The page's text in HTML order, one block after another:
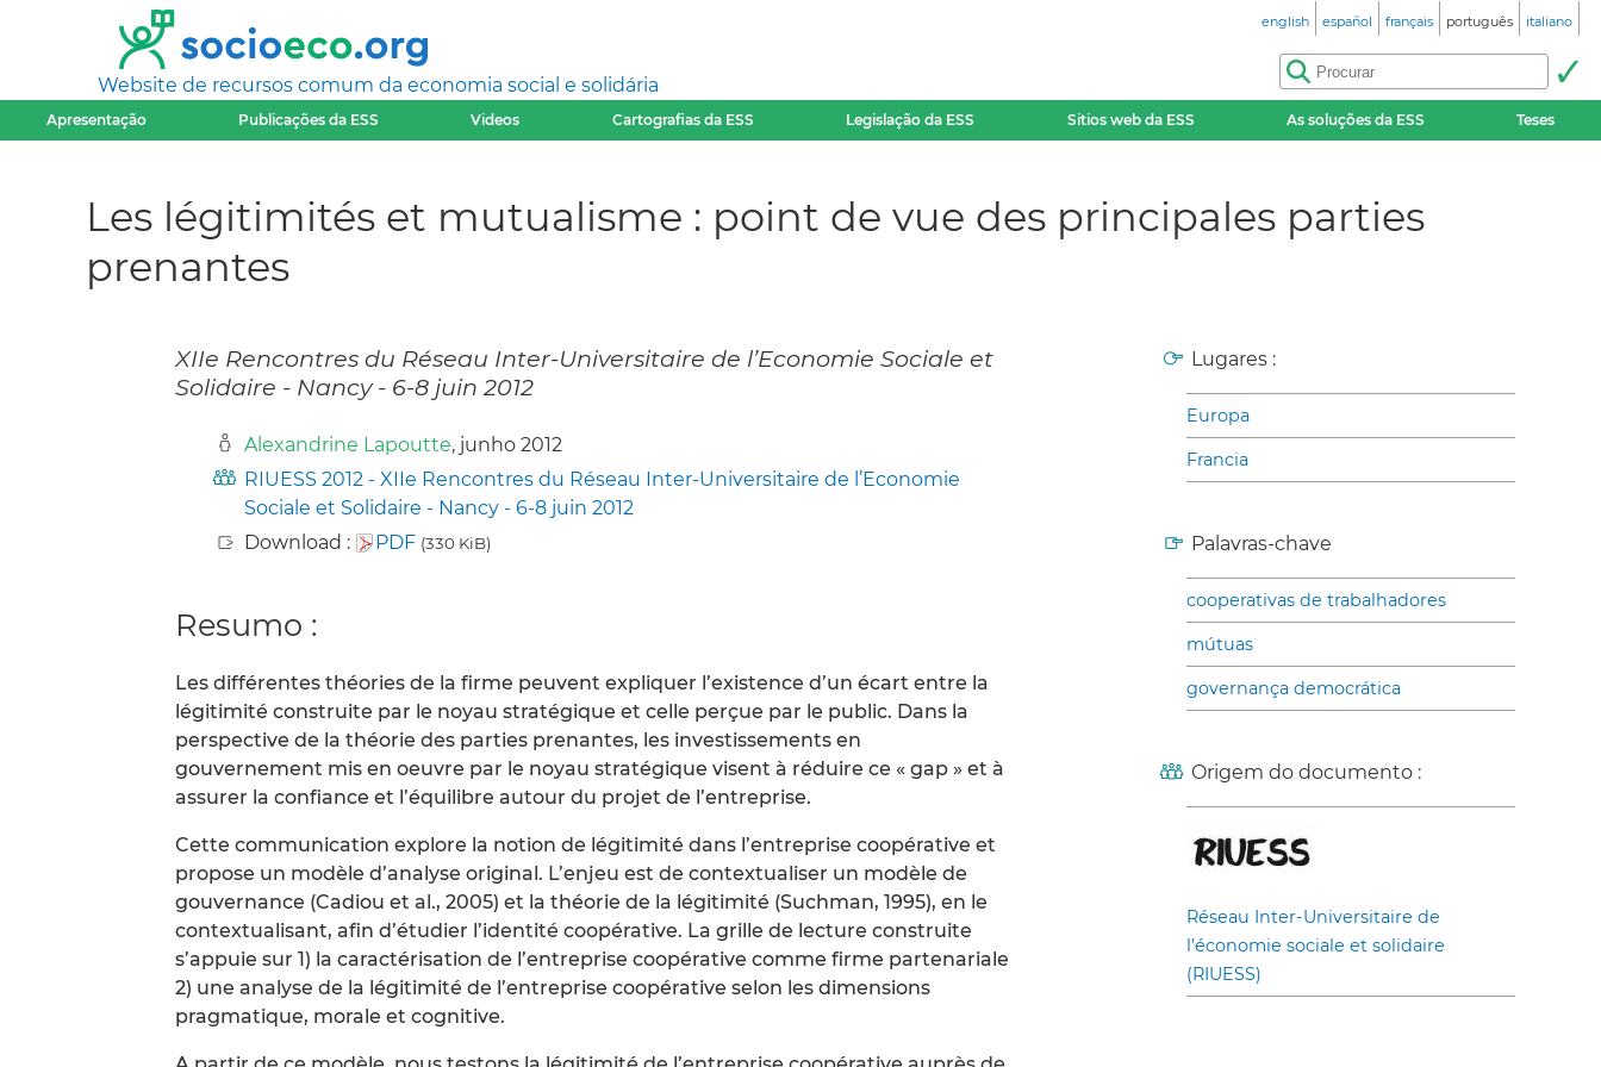
Website de recursos comum da economia social e solidária
english español français português italiano
Apresentação Publicações da ESS Videos Cartografias da ESS Legislação da ESS Sitios web da ESS As soluções da ESS Teses
Les légitimités et mutualisme : point de vue des principales parties
prenantes
XIIe Rencontres du Réseau Inter-Universitaire de l’Economie Sociale et
Solidaire - Nancy - 6-8 juin 2012
Alexandrine Lapoutte, junho 2012
RIUESS 2012 - XIIe Rencontres du Réseau Inter-Universitaire de l’Economie
Sociale et Solidaire - Nancy - 6-8 juin 2012
Download :
PDF (330 KiB)
Resumo :
Les différentes théories de la firme peuvent expliquer l’existence d’un écart entre la
légitimité construite par le noyau stratégique et celle perçue par le public. Dans la
perspective de la théorie des parties prenantes, les investissements en
gouvernement mis en oeuvre par le noyau stratégique visent à réduire ce « gap » et à
assurer la confiance et l’équilibre autour du projet de l’entreprise.
Cette communication explore la notion de légitimité dans l’entreprise coopérative et
propose un modèle d’analyse original. L’enjeu est de contextualiser un modèle de
gouvernance (Cadiou et al., 2005) et la théorie de la légitimité (Suchman, 1995), en le
contextualisant, afin d’étudier l’identité coopérative. La grille de lecture construite
s’appuie sur 1) la caractérisation de l’entreprise coopérative comme firme partenariale
2) une analyse de la légitimité de l’entreprise coopérative selon les dimensions
pragmatique, morale et cognitive.
Lugares :
Europa
Francia
Palavras-chave
cooperativas de trabalhadores
mútuas
governança democrática
Origem do documento :
Réseau Inter-Universitaire de
l’économie sociale et solidaire
(RIUESS)